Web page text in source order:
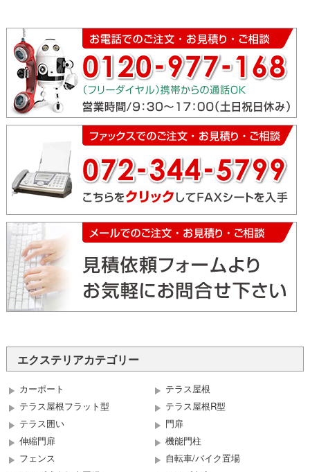
エクステリアカテゴリー
カーポート
テラス屋根
テラス屋根フラット型
テラス屋根R型
テラス囲い
門扉
伸縮門扉
機能門柱
フェンス
自転車/バイク置場